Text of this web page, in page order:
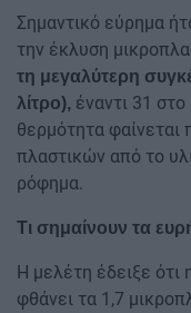
Σημαντικό εύρημα
την έκλυση
τη μεγαλύτερη
λίτρο), έναντι 31
θερμότητα φαίνεται
πλαστικών από το
ρόφημα.
Τι σημαίνουν τα
Η μελέτη έδειξε
φθάνει τα 1,7